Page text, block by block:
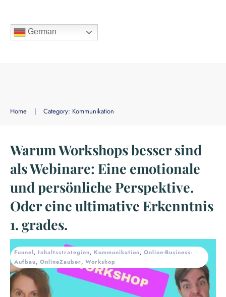
German
Home | Category: Kommunikation
Warum Workshops besser sind
als Webinare: Eine emotionale
und persönliche Perspektive.
Oder eine ultimative Erkenntnis
1. grades.
Funnel, Inhaltsstrategien, Kommunikation, Online-Business-
Aufbau, OnlineZauber, Workshop